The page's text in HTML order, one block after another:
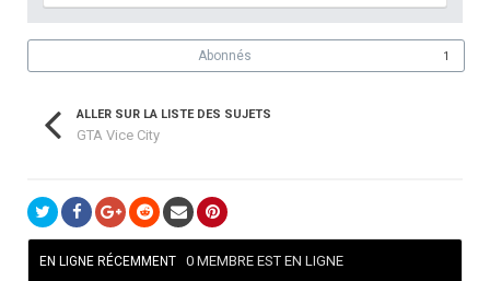
Abonnés 1
ALLER SUR LA LISTE DES SUJETS
GTA Vice City
EN LIGNE RÉCEMMENT 0 MEMBRE EST EN LIGNE